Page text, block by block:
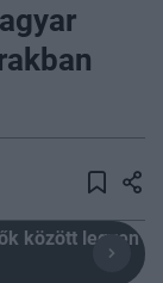
között legyen